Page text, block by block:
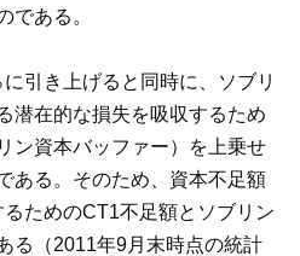
である。
引き上げると同時に、ソブリ
潜在的な損失を吸収するため
ン資本バッファー）を上乗せ
ある。そのため、資本不足額
ためのCT1不足額とソブリン
る（2011年9月末時点の統計